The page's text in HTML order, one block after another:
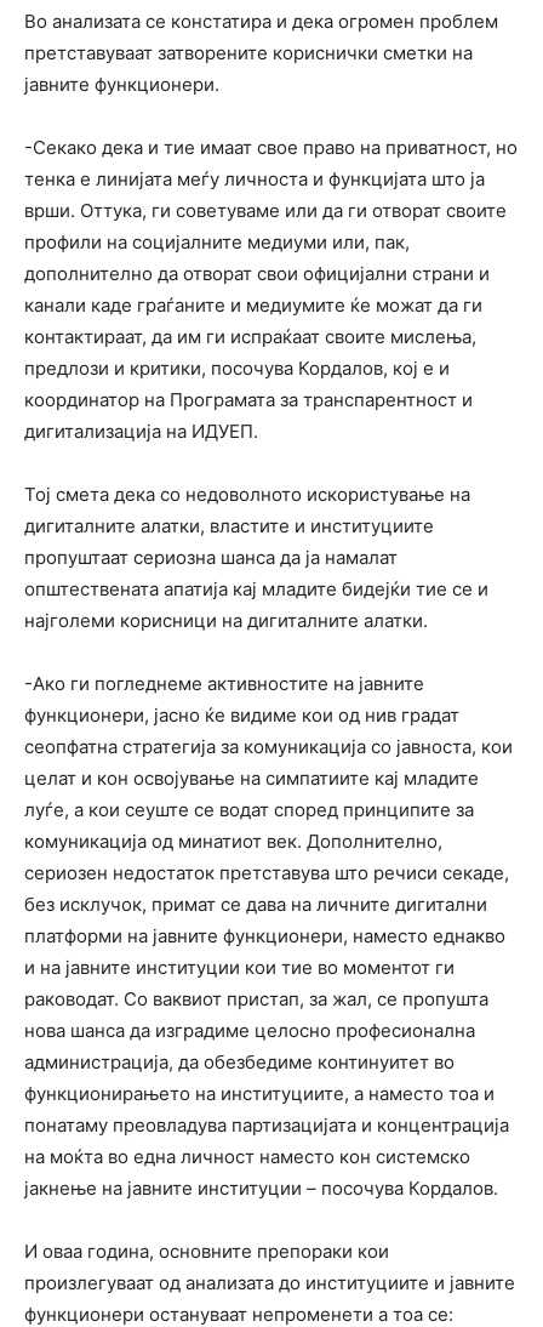
Во анализата се констатира и дека огромен проблем
претставуваат затворените кориснички сметки на
јавните функционери.
-Секако дека и тие имаат свое право на приватност, но
тенка е линијата меѓу личноста и функцијата што ја
врши. Оттука, ги советуваме или да ги отворат своите
профили на социјалните медиуми или, пак,
дополнително да отворат свои официјални страни и
канали каде граѓаните и медиумите ќе можат да ги
контактираат, да им ги испраќаат своите мислења,
предлози и критики, посочува Кордалов, кој е и
координатор на Програмата за транспарентност и
дигитализација на ИДУЕП.
Тој смета дека со недоволното искористување на
дигиталните алатки, властите и институциите
пропуштаат сериозна шанса да ја намалат
општествената апатија кај младите бидејќи тие се и
најголеми корисници на дигиталните алатки.
-Ако ги погледнеме активностите на јавните
функционери, јасно ќе видиме кои од нив градат
сеопфатна стратегија за комуникација со јавноста, кои
целат и кон освојување на симпатиите кај младите
луѓе, а кои сеуште се водат според принципите за
комуникација од минатиот век. Дополнително,
сериозен недостаток претставува што речиси секаде,
без исклучок, примат се дава на личните дигитални
платформи на јавните функционери, наместо еднакво
и на јавните институции кои тие во моментот ги
раководат. Со ваквиот пристап, за жал, се пропушта
нова шанса да изградиме целосно професионална
администрација, да обезбедиме континуитет во
функционирањето на институциите, а наместо тоа и
понатаму преовладува партизацијата и концентрација
на моќта во една личност наместо кон системско
јакнење на јавните институции – посочува Кордалов.
И оваа година, основните препораки кои
произлегуваат од анализата до институциите и јавните
функционери остануваат непроменети а тоа се: